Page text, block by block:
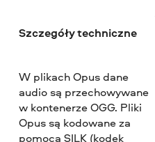
Szczegóły techniczne
W plikach Opus dane
audio są przechowywane
w kontenerze OGG. Pliki
Opus są kodowane za
pomocą SILK (kodek